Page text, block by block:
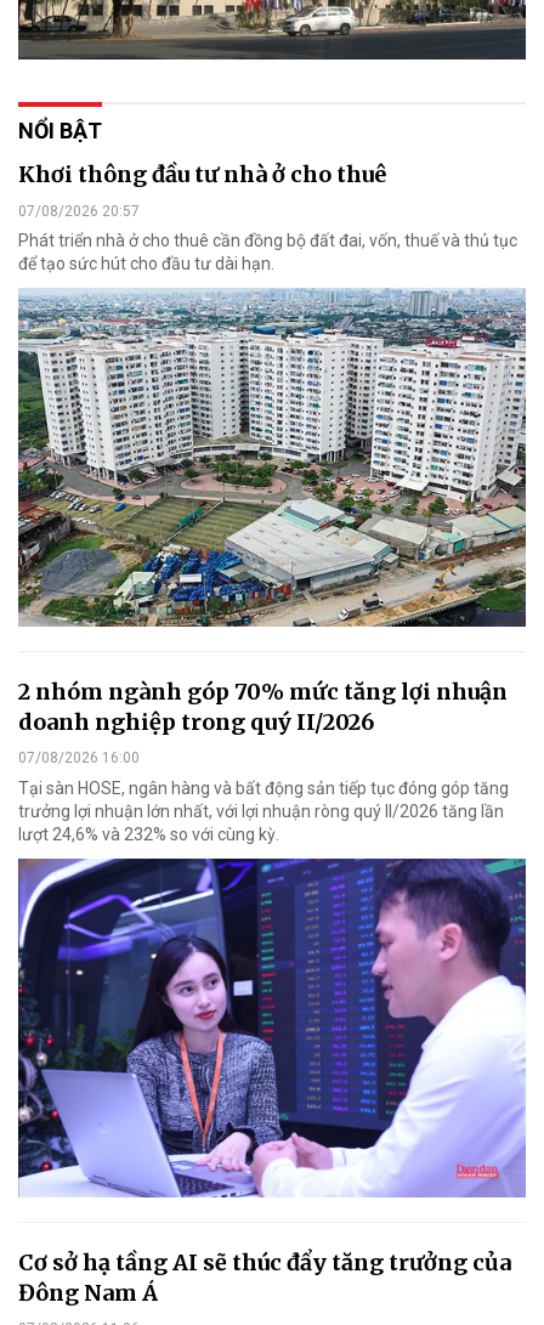
NỔI BẬT
Khơi thông đầu tư nhà ở cho thuê
07/08/2026 20:57
Phát triển nhà ở cho thuê cần đồng bộ đất đai, vốn, thuế và thủ tục
để tạo sức hút cho đầu tư dài hạn.
2 nhóm ngành góp 70% mức tăng lợi nhuận
doanh nghiệp trong quý II/2026
07/08/2026 16:00
Tại sàn HOSE, ngân hàng và bất động sản tiếp tục đóng góp tăng
trưởng lợi nhuận lớn nhất, với lợi nhuận ròng quý II/2026 tăng lần
lượt 24,6% và 232% so với cùng kỳ.
Cơ sở hạ tầng AI sẽ thúc đẩy tăng trưởng của
Đông Nam Á